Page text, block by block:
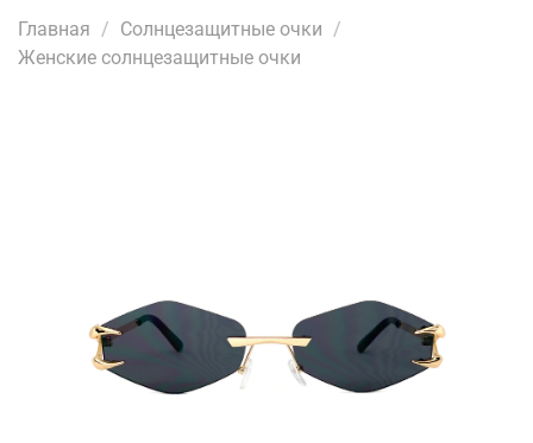
Главная
Солнцезащитные очки
Женские солнцезащитные очки